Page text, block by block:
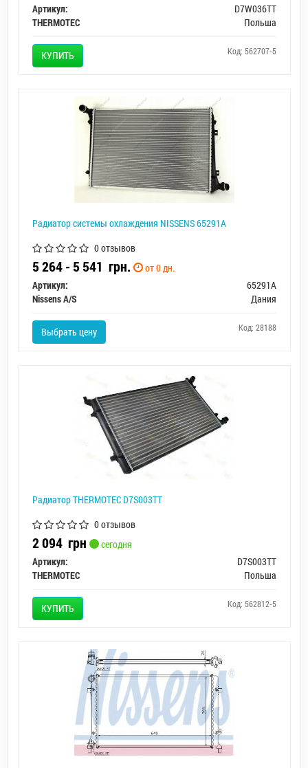
Артикул:
D7W036TT
THERMOTEC
Польша
КУПИТЬ Код: 562707-5
Радиатор системы охлаждения NISSENS 65291A
0 отзывов
5 264 - 5 541 грн.
от 0 дн.
Артикул:
65291A
Nissens A/S
Дания
Выбрать цену Код: 28188
Радиатор THERMOTEC D7S003TT
0 отзывов
2 094 грн
сегодня
Артикул:
D7S003TT
THERMOTEC
Польша
КУПИТЬ Код: 562812-5